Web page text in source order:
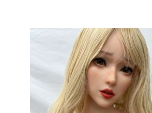
は
¥160,000
で
し
た。
格
は
で
す